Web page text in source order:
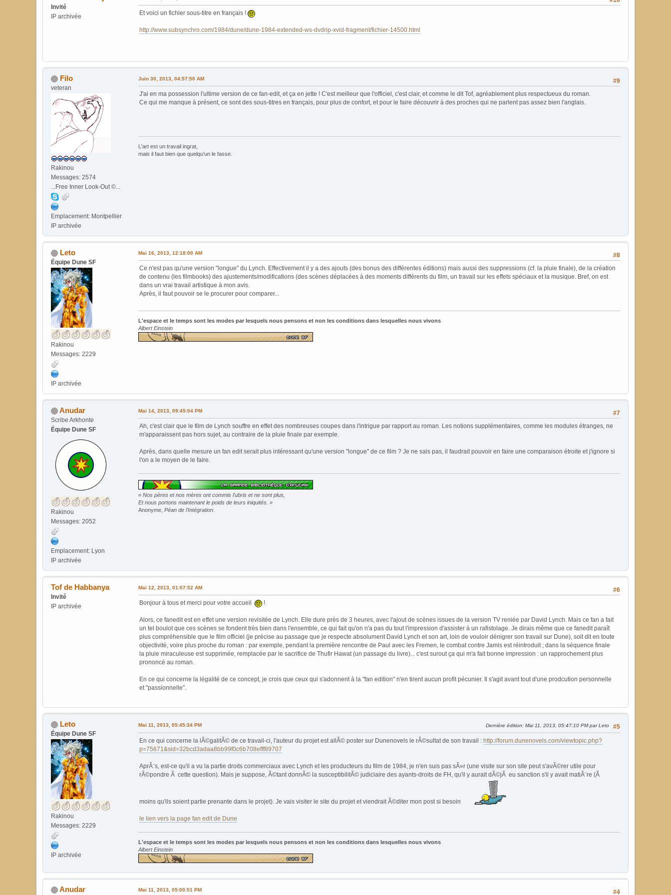
Invité
IP archivée
Et voici un fichier sous-titre en français !
http://www.subsynchro.com/1984/dune/dune-1984-extended-ws-dvdrip-xvid-fragment/fichier-14500.html
Filo
veteran
Rakinou
Messages: 2574
...Free Inner Look-Out ©...
Emplacement: Montpellier
IP archivée
#9
Juin 30, 2013, 04:57:50 AM
J'ai en ma possession l'ultime version de ce fan-edit, et ça en jette ! C'est meilleur que l'officiel, c'est clair, et comme le dit Tof, agréablement plus respectueux du roman.
Ce qui me manque à présent, ce sont des sous-titres en français, pour plus de confort, et pour le faire découvrir à des proches qui ne parlent pas assez bien l'anglais.
L'art est un travail ingrat,
mais il faut bien que quelqu'un le fasse.
Leto
Équipe Dune SF
Rakinou
Messages: 2229
IP archivée
#8
Mai 16, 2013, 12:18:00 AM
Ce n'est pas qu'une version "longue" du Lynch. Effectivement il y a des ajouts (des bonus des différentes éditions) mais aussi des suppressions (cf. la pluie finale), de la création
de contenu (les filmbooks) des ajustements/modifications (des scènes déplacées à des moments différents du film, un travail sur les effets spéciaux et la musique. Bref, on est
dans un vrai travail artistique à mon avis.
Après, il faut pouvoir se le procurer pour comparer...
L'espace et le temps sont les modes par lesquels nous pensons et non les conditions dans lesquelles nous vivons
Albert Einstein
Anudar
Scribe Arkhonte
Équipe Dune SF
Rakinou
Messages: 2052
Emplacement: Lyon
IP archivée
#7
Mai 14, 2013, 09:45:04 PM
Ah, c'est clair que le film de Lynch souffre en effet des nombreuses coupes dans l'intrigue par rapport au roman. Les notions supplémentaires, comme les modules étranges, ne
m'apparaissent pas hors sujet, au contraire de la pluie finale par exemple.
Après, dans quelle mesure un fan edit serait plus intéressant qu'une version "longue" de ce film ? Je ne sais pas, il faudrait pouvoir en faire une comparaison étroite et j'ignore si
l'on a le moyen de le faire.
« Nos pères et nos mères ont commis l'ubris et ne sont plus,
Et nous portons maintenant le poids de leurs iniquités. »
Anonyme, Péan de l'Intégration
Tof de Habbanya
Invité
IP archivée
#6
Mai 12, 2013, 01:07:52 AM
Bonjour à tous et merci pour votre accueil !
Alors, ce fanedit est en effet une version revisitée de Lynch. Elle dure près de 3 heures, avec l'ajout de scènes issues de la version TV reniée par David Lynch. Mais ce fan a fait
un tel boulot que ces scènes se fondent très bien dans l'ensemble, ce qui fait qu'on n'a pas du tout l'impression d'assister à un rafistolage. Je dirais même que ce fanedit paraît
plus compréhensible que le film officiel (je précise au passage que je respecte absolument David Lynch et son art, loin de vouloir dénigrer son travail sur Dune), soit dit en toute
objectivité, voire plus proche du roman : par exemple, pendant la première rencontre de Paul avec les Fremen, le combat contre Jamis est réintroduit ; dans la séquence finale
la pluie miraculeuse est supprimée, remplacée par le sacrifice de Thufir Hawat (un passage du livre)... c'est surout ça qui m'a fait bonne impression : un rapprochement plus
prononcé au roman.
En ce qui concerne la légalité de ce concept, je crois que ceux qui s'adonnent à la "fan edition" n'en tirent aucun profit pécunier. Il s'agit avant tout d'une prodcution personnelle
et "passionnelle".
Leto
Équipe Dune SF
Rakinou
Messages: 2229
IP archivée
#5
Mai 11, 2013, 05:45:34 PM Dernière édition: Mai 11, 2013, 05:47:10 PM par Leto
En ce qui concerne la lÃ©galitÃ© de ce travail-ci, l'auteur du projet est allÃ© poster sur Dunenovels le rÃ©sultat de son travail : http://forum.dunenovels.com/viewtopic.php?
p=75671&sid=32bcd3adaa8bb99f0c6b708efff89707
AprÃ¨s, est-ce qu'il a vu la partie droits commerciaux avec Lynch et les producteurs du film de 1984, je n'en suis pas sÃ»r (une visite sur son site peut s'avÃ©rer utile pour
rÃ©pondre Ã cette question). Mais je suppose, Ã©tant donnÃ© la susceptibilitÃ© judiciaire des ayants-droits de FH, qu'il y aurait dÃ©jÃ eu sanction s'il y avait matiÃ¨re (Ã
moins qu'ils soient partie prenante dans le projet). Je vais visiter le site du projet et viendrait Ã©diter mon post si besoin
le lien vers la page fan edit de Dune
L'espace et le temps sont les modes par lesquels nous pensons et non les conditions dans lesquelles nous vivons
Albert Einstein
Anudar #4
Mai 11, 2013, 05:00:51 PM